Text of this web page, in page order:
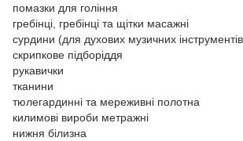
помазки для гоління
гребінці, гребінці та щітки масажні
сурдини (для духових музичних
скрипкове підборіддя
рукавички
тканини
тюлегардинні та мереживні полотна
килимові вироби метражні
нижня білизна